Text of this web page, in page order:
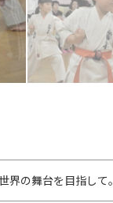
界の舞台を目指して。